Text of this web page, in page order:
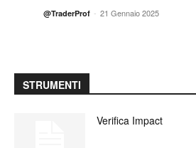
@TraderProf - 21 Gennaio 2025
STRUMENTI
Verifica Impact